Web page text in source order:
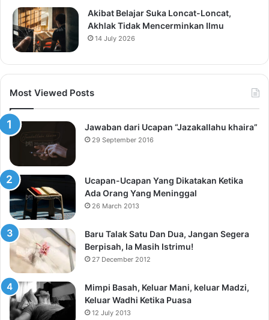
Akibat Belajar Suka Loncat-Loncat,
Akhlak Tidak Mencerminkan Ilmu
14 July 2026
Most Viewed Posts
Jawaban dari Ucapan “Jazakallahu khaira”
29 September 2016
Ucapan-Ucapan Yang Dikatakan Ketika
Ada Orang Yang Meninggal
26 March 2013
Baru Talak Satu Dan Dua, Jangan Segera
Berpisah, Ia Masih Istrimu!
27 December 2012
Mimpi Basah, Keluar Mani, keluar Madzi,
Keluar Wadhi Ketika Puasa
12 July 2013